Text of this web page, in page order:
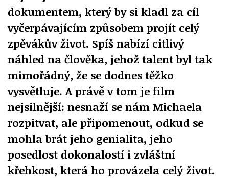
dokumentem, který by si kladl za cíl
vyčerpávajícím způsobem projít celý
zpěvákův život. Spíš nabízí citlivý
náhled na člověka, jehož talent byl tak
mimořádný, že se dodnes těžko
vysvětluje. A právě v tom je film
nejsilnější: nesnaží se nám Michaela
rozpitvat, ale připomenout, odkud se
mohla brát jeho genialita, jeho
posedlost dokonalostí i zvláštní
křehkost, která ho provázela celý život.